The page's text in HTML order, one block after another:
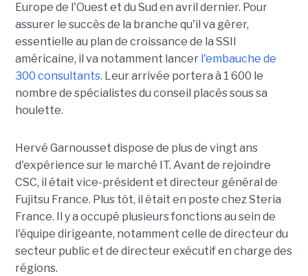
Europe de l'Ouest et du Sud en avril dernier. Pour
assurer le succès de la branche qu'il va gèrer,
essentielle au plan de croissance de la SSII
américaine, il va notamment lancer l'embauche de
300 consultants. Leur arrivée portera à 1 600 le
nombre de spécialistes du conseil placés sous sa
houlette.
Hervé Garnousset dispose de plus de vingt ans
d'expérience sur le marché IT. Avant de rejoindre
CSC, il était vice-président et directeur général de
Fujitsu France. Plus tôt, il était en poste chez Steria
France. Il y a occupé plusieurs fonctions au sein de
l'équipe dirigeante, notamment celle de directeur du
secteur public et de directeur exécutif en charge des
régions.